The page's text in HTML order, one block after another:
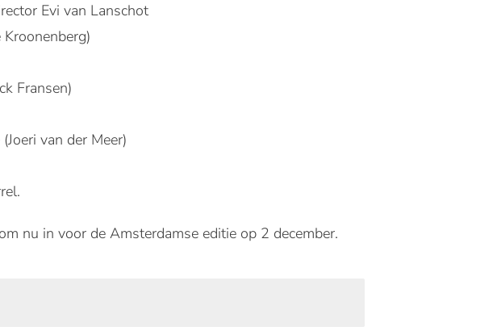
Evi van Lanschot
Fransen)
van der Meer)
nu in voor de Amsterdamse editie op 2 december.